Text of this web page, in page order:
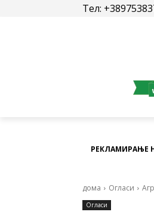
Тел:
РЕКЛАМИРАЊЕ
дома Огласи
Огласи